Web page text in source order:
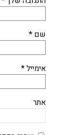
שם *
אימייל*
אתר